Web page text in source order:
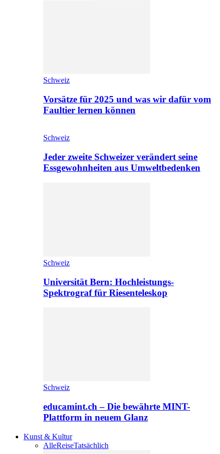
Schweiz
Vorsätze für 2025 und was wir dafür vom
Faultier lernen können
Schweiz
Jeder zweite Schweizer verändert seine
Essgewohnheiten aus Umweltbedenken
Schweiz
Universität Bern: Hochleistungs-
Spektrograf für Riesenteleskop
Schweiz
educamint.ch – Die bewährte MINT-
Plattform in neuem Glanz
Kunst & Kultur
AlleReiseTatsächlich